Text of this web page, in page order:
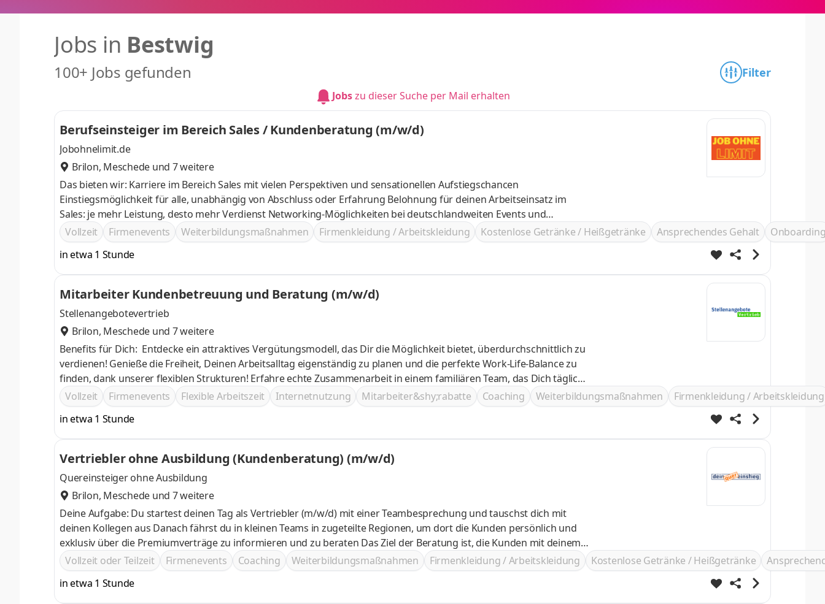
Jobs in Bestwig
100+ Jobs gefunden Filter
Jobszu dieser Suche per Mail erhalten
Berufseinsteiger im Bereich Sales / Kundenberatung (m/w/d)
Jobohnelimit.de
Brilon, Meschede und 7 weitere
Das bieten wir: Karriere im Bereich Sales mit vielen Perspektiven und sensationellen Aufstiegschancen
Einstiegsmöglichkeit für alle, unabhängig von Abschluss oder Erfahrung Belohnung für deinen Arbeitseinsatz im
Sales: je mehr Leistung, desto mehr Verdienst Networking-Möglichkeiten bei deutschlandweiten Events und
spannenden Incentive-Reisen Möglichkeit zur Vertiefung des Wissens durch E-Learning-Kurse, Schulungen und
Workshops
Vollzeit Firmenevents Weiterbildungsmaßnahmen Firmenkleidung / Arbeitskleidung Kostenlose Getränke / Heißgetränke Ansprechendes Gehalt
in etwa 1 Stunde
Mitarbeiter Kundenbetreuung und Beratung (m/w/d)
Stellenangebotevertrieb
Brilon, Meschede und 7 weitere
Benefits für Dich: Entdecke ein attraktives Vergütungsmodell, das Dir die Möglichkeit bietet, überdurchschnittlich zu
verdienen! Genieße die Freiheit, Deinen Arbeitsalltag eigenständig zu planen und die perfekte Work-Life-Balance zu
finden, dank unserer flexiblen Strukturen! Erfahre echte Zusammenarbeit in einem familiären Team, das Dich täglich
unterstützt und dafür sorgt, dass die Arbeit immer Spaß macht! Erweitere Dein Wissen und Deine Fähigkeiten durch
unsere hochwertigen Produktschulungen!
Vollzeit Firmenevents Flexible Arbeitszeit Internetnutzung Mitarbeiter&shy;rabatte Coaching Weiterbildungsmaßnahmen
Firmenkleidung / Arbeitskleidung
in etwa 1 Stunde
Vertriebler ohne Ausbildung (Kundenberatung) (m/w/d)
Quereinsteiger ohne Ausbildung
Brilon, Meschede und 7 weitere
Deine Aufgabe: Du startest deinen Tag als Vertriebler (m/w/d) mit einer Teambesprechung und tauschst dich mit
deinen Kollegen aus Danach fährst du in kleinen Teams in zugeteilte Regionen, um dort die Kunden persönlich und
exklusiv über die Premiumverträge zu informieren und zu beraten Das Ziel der Beratung ist, die Kunden mit deinem
Know How zu überzeugen und ihnen den bestmöglichen Vertrag anzubieten oder auch bestehende Verträge zu
optimieren
Vollzeit oder Teilzeit Firmenevents Coaching Weiterbildungsmaßnahmen Firmenkleidung / Arbeitskleidung Kostenlose Getränke / Heißgetränke
in etwa 1 Stunde